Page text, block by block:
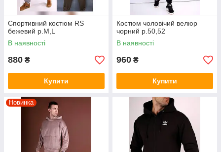
Спортивний костюм RS
бежевий р.М,L
В наявності
880 ₴
Купити
Костюм чоловічий велюр
чорний р.50,52
В наявності
960 ₴
Купити
Новинка